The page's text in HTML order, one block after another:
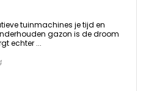
tuinmachines je tijd en
gazon is de droom
echter ...